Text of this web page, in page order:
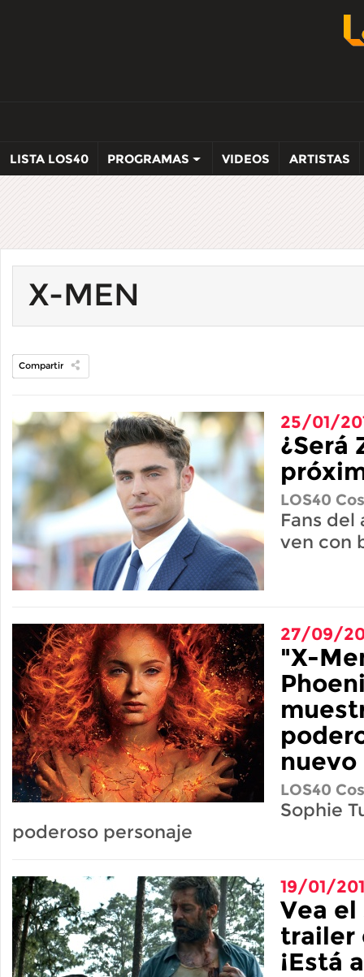
LISTA LOS40 PROGRAMAS VIDEOS ARTISTAS
X-MEN
Compartir
25/01/
¿Será
LOS40
Fans del
ven con
27/09/
"X-
LOS40
Sophie
poderoso personaje
19/01/
Vea
trailer
¡Está